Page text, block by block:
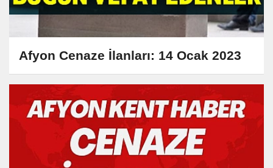
Afyon Cenaze İlanları: 14 Ocak 2023